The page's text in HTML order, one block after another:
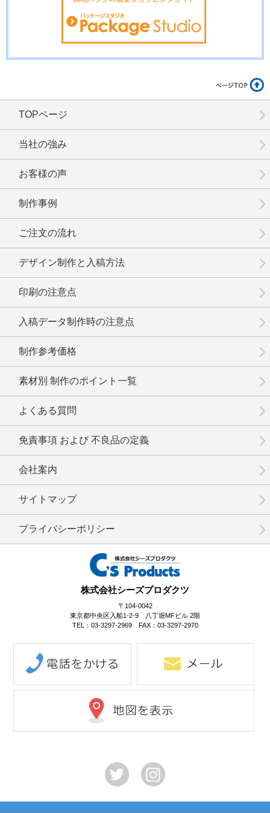
株式会社シーズプロダクツ
〒104-0042
東京都中央区入船1-2-9 八丁堀MFビル 2階
TEL：03-3297-2969 FAX：03-3297-2970
TOPページ
当社の強み
お客様の声
制作事例
ご注文の流れ
デザイン制作と入稿方法
印刷の注意点
入稿データ制作時の注意点
制作参考価格
素材別 制作のポイント一覧
よくある質問
免責事項 および 不良品の定義
会社案内
サイトマップ
プライバシーポリシー